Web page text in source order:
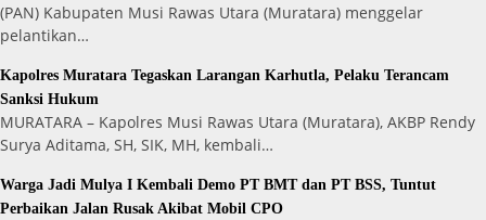
(PAN) Kabupaten Musi Rawas Utara (Muratara) menggelar
pelantikan…
Kapolres Muratara Tegaskan Larangan Karhutla, Pelaku Terancam
Sanksi Hukum
MURATARA – Kapolres Musi Rawas Utara (Muratara), AKBP Rendy
Surya Aditama, SH, SIK, MH, kembali…
Warga Jadi Mulya I Kembali Demo PT BMT dan PT BSS, Tuntut
Perbaikan Jalan Rusak Akibat Mobil CPO